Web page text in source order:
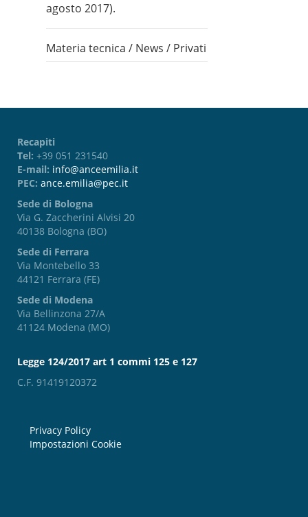
agosto 2017).
Materia tecnica / News / Privati
Recapiti
Tel: +39 051 231540
E-mail: info@anceemilia.it
PEC: ance.emilia@pec.it
Sede di Bologna
Via G. Zaccherini Alvisi 20
40138 Bologna (BO)
Sede di Ferrara
Via Montebello 33
44121 Ferrara (FE)
Sede di Modena
Via Bellinzona 27/A
41124 Modena (MO)
Legge 124/2017 art 1 commi 125 e 127
C.F. 91419120372
Privacy Policy
Impostazioni Cookie